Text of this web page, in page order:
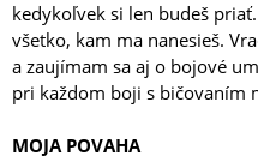
kedykoľvek si len budeš
všetko, kam ma nanesieš.
a zaujímam sa aj o bojové
pri každom boji s bičovaním
MOJA POVAHA